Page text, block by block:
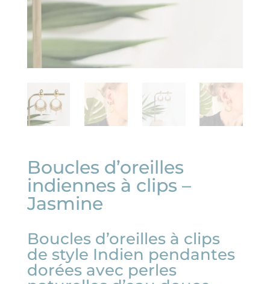
Boucles d’oreilles
indiennes à clips –
Jasmine
Boucles d’oreilles à clips
de style Indien pendantes
dorées avec perles